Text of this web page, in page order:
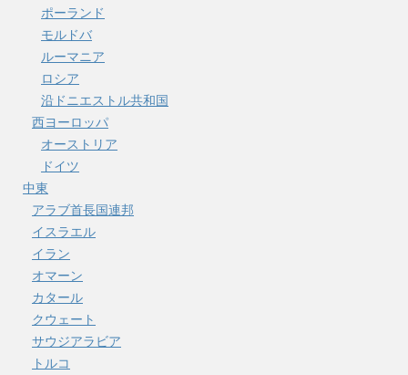
ポーランド
モルドバ
ルーマニア
ロシア
沿ドニエストル共和国
西ヨーロッパ
オーストリア
ドイツ
中東
アラブ首長国連邦
イスラエル
イラン
オマーン
カタール
クウェート
サウジアラビア
トルコ